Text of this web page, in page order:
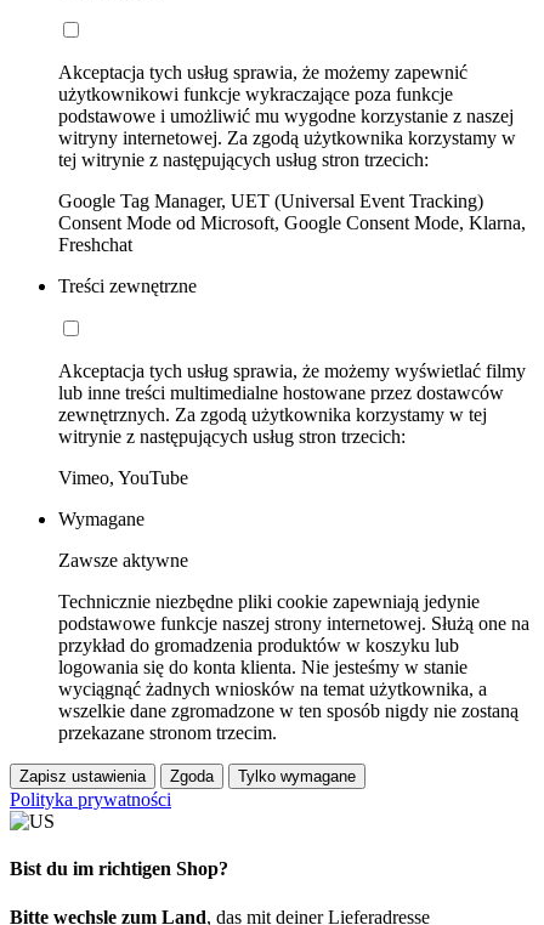
Akceptacja tych usług sprawia, że możemy zapewnić
użytkownikowi funkcje wykraczające poza funkcje
podstawowe i umożliwić mu wygodne korzystanie z naszej
witryny internetowej. Za zgodą użytkownika korzystamy w
tej witrynie z następujących usług stron trzecich:
Google Tag Manager, UET (Universal Event Tracking)
Consent Mode od Microsoft, Google Consent Mode, Klarna,
Freshchat
Treści zewnętrzne
Akceptacja tych usług sprawia, że możemy wyświetlać filmy
lub inne treści multimedialne hostowane przez dostawców
zewnętrznych. Za zgodą użytkownika korzystamy w tej
witrynie z następujących usług stron trzecich:
Vimeo, YouTube
Wymagane
Zawsze aktywne
Technicznie niezbędne pliki cookie zapewniają jedynie
podstawowe funkcje naszej strony internetowej. Służą one na
przykład do gromadzenia produktów w koszyku lub
logowania się do konta klienta. Nie jesteśmy w stanie
wyciągnąć żadnych wniosków na temat użytkownika, a
wszelkie dane zgromadzone w ten sposób nigdy nie zostaną
przekazane stronom trzecim.
Zapisz ustawienia Zgoda Tylko wymagane
Polityka prywatności
Bist du im richtigen Shop?
Bitte wechsle zum Land, das mit deiner Lieferadresse